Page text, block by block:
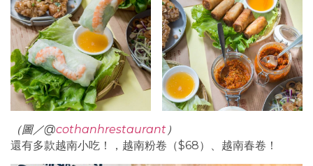
（圖／@cothanhrestaurant ）
還有多款越南小吃！，越南粉卷（$68）、越南春卷！